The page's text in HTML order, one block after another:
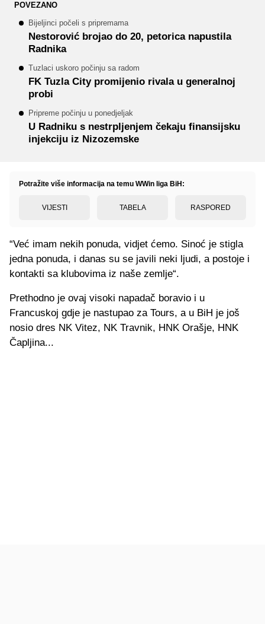
POVEZANO
Bijeljinci počeli s pripremama
Nestorović brojao do 20, petorica napustila
Radnika
Tuzlaci uskoro počinju sa radom
FK Tuzla City promijenio rivala u generalnoj
probi
Pripreme počinju u ponedjeljak
U Radniku s nestrpljenjem čekaju finansijsku
injekciju iz Nizozemske
Potražite više informacija na temu WWin liga BiH:
VIJESTI TABELA RASPORED
“Već imam nekih ponuda, vidjet ćemo. Sinoć je stigla
jedna ponuda, i danas su se javili neki ljudi, a postoje i
kontakti sa klubovima iz naše zemlje“.
Prethodno je ovaj visoki napadač boravio i u
Francuskoj gdje je nastupao za Tours, a u BiH je još
nosio dres NK Vitez, NK Travnik, HNK Orašje, HNK
Čapljina...